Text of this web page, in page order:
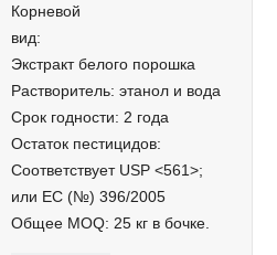
Корневой
вид:
Экстракт белого порошка
Растворитель: этанол и вода
Срок годности: 2 года
Остаток пестицидов:
Соответствует USP <561>;
или EC (№) 396/2005
Общее MOQ: 25 кг в бочке.